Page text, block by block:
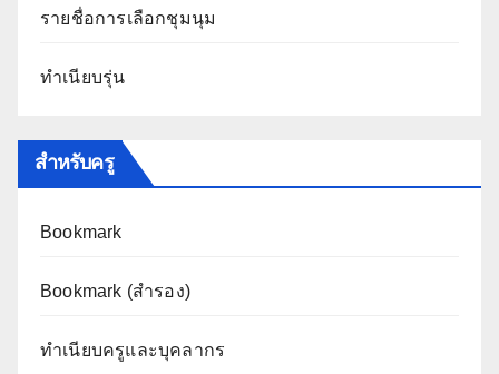
รายชื่อการเลือกชุมนุม
ทำเนียบรุ่น
สำหรับครู
Bookmark
Bookmark (สำรอง)
ทำเนียบครูและบุคลากร